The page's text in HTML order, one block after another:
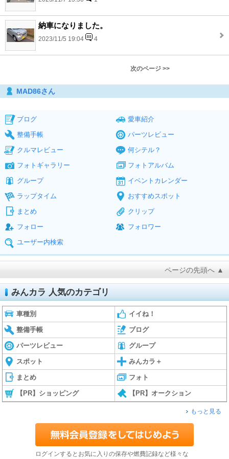
納車になりました。
2023/11/5 19:04 4
次のページ >>
MAD86さん
ブログ
愛車紹介
整備手帳
パーツレビュー
クルマレビュー
何シテル？
フォトギャラリー
フォトアルバム
グループ
イベントカレンダー
ラップタイム
おすすめスポット
まとめ
クリップ
フォロー
フォロワー
ユーザー内検索
ページの先頭へ ▲
みんカラ 人気のカテゴリ
車種別 イイね！
整備手帳 ブログ
パーツレビュー グループ
スポット みんカラ＋
まとめ フォト
【PR】ショッピング 【PR】オークション
もっと見る
ログインするとお気に入りの保存や燃費記録など様々な